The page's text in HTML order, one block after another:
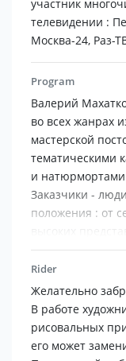
участник
телевидении :
Москва-24, Раз-
Program
Валерий
во всех жанрах
мастерской
тематическими
и
Заказчики -
положения : от
высоких
Портреты
разной технике :
холст-масло.
Особой
торжествах
многие годы
Rider
Желательно
В работе
рисовальных
его может